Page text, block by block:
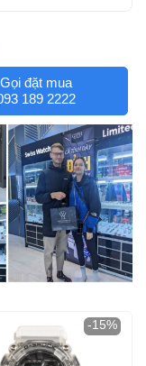
Gọi đặt mua
189 2222
-15%